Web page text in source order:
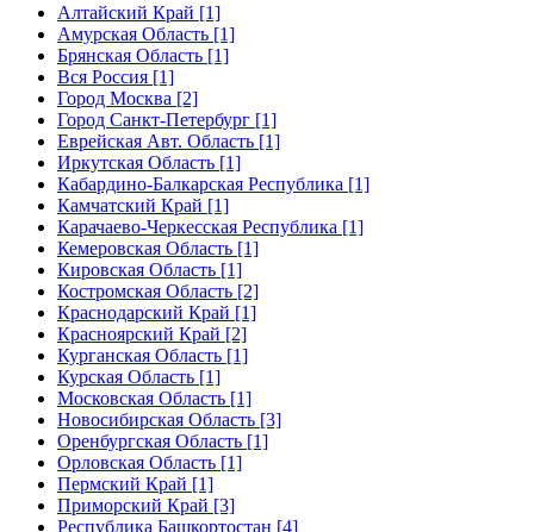
Алтайский Край [1]
Амурская Область [1]
Брянская Область [1]
Вся Россия [1]
Город Москва [2]
Город Санкт-Петербург [1]
Еврейская Авт. Область [1]
Иркутская Область [1]
Кабардино-Балкарская Республика [1]
Камчатский Край [1]
Карачаево-Черкесская Республика [1]
Кемеровская Область [1]
Кировская Область [1]
Костромская Область [2]
Краснодарский Край [1]
Красноярский Край [2]
Курганская Область [1]
Курская Область [1]
Московская Область [1]
Новосибирская Область [3]
Оренбургская Область [1]
Орловская Область [1]
Пермский Край [1]
Приморский Край [3]
Республика Башкортостан [4]